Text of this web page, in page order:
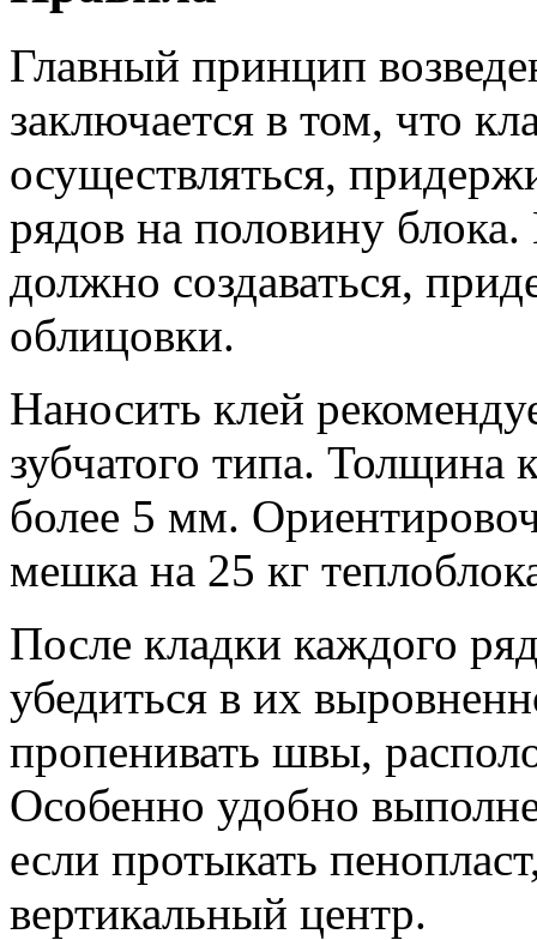
Главный принцип
заключается в том, что
осуществляться,
рядов на половину
должно создаваться,
облицовки.
Наносить клей
зубчатого типа. Толщина
более 5 мм.
мешка на 25 кг
После кладки каждого
убедиться в их
пропенивать швы,
Особенно удобно
если протыкать
вертикальный центр.